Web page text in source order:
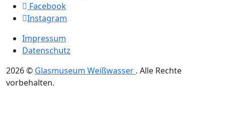
Facebook
Instagram
Impressum
Datenschutz
2026© Glasmuseum Weißwasser . Alle Rechte
vorbehalten.